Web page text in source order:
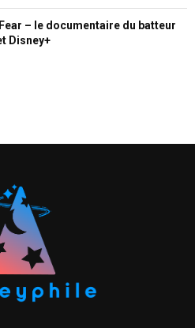
– le documentaire du batteur
Disney+